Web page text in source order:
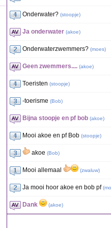
Onderwater? (stoopje)
Ja onderwater (akoe)
Onderwaterzwemmers? (moes)
Geen zwemmers.... (akoe)
Toeristen (stoopje)
-toerisme (Bob)
Bijna stoopje en pf bob (akoe)
Mooi akoe en pf Bob (stoopje)
akoe (Bob)
Mooi allemaal (zwaluw)
Ja mooi hoor akoe en bob pf (
Dank (akoe)